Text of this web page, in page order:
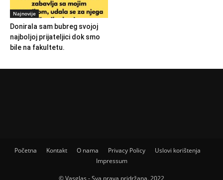
Najnovije
Donirala sam bubreg svojoj
najboljoj prijateljici dok smo
bile na fakultetu.
Početna Kontakt O nama Privacy Policy
Uslovi korištenja
Impressum
© Vasglas - Sva prava pridržana. 2022